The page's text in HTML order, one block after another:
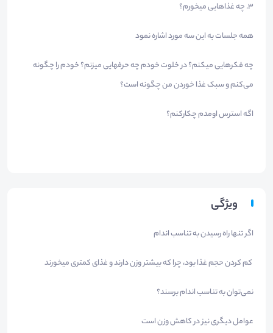
3. چه غذاهایی میخورم؟
همه جلسات به این سه مورد اشاره نمود
چه فکرهایی میکنم؟ در خلوت خودم چه حرفهایی میزنم؟ خودم را چگونه
می‌کنم و سبک غذا خوردن من چگونه است؟
اگه استرس اومدم چکارکنم؟
ویژگی
اگر تنها راه رسیدن به تناسب اندام
کم کردن حجم غذا بود، چرا که بیشتر وزن دارند و غذای کمتری میخورند
نمی‌توان به تناسب اندام برسند؟
عوامل دیگری نیز در کاهش وزن است